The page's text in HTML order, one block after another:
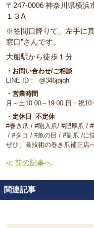
〒247-0006 神奈川県横
１３A
※笠間口降りて、左手に
窓口”さんです。
大船駅から徒歩１分
・お問い合わせ/ご相談
LINE ID： @346jpjqh
・営業時間
月～土10:00～19:00,日・祝
・定休日 不定休
#巻き爪 / #陥入爪/ #肥厚爪 /
/ #タコ / #魚の目 / #副爪 /に
ぜひ、高技術の巻き爪補正店
≪ 前の記事へ
関連記事